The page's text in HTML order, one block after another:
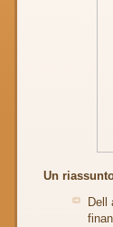
Un
Dell